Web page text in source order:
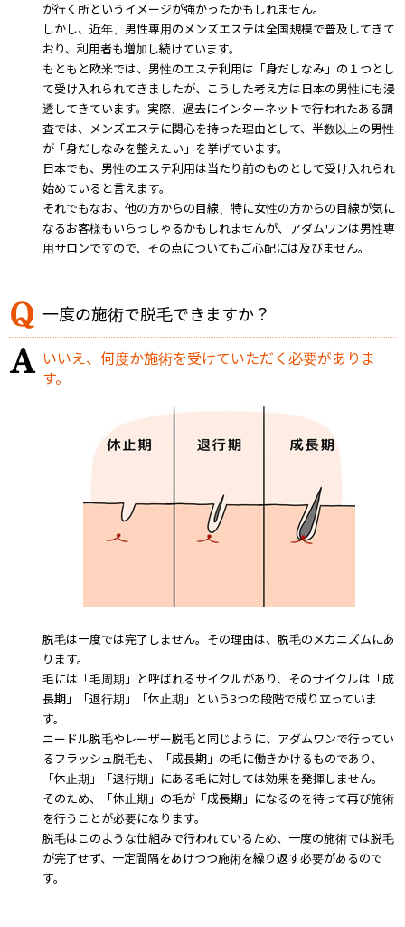
が行く所というイメージが強かったかもしれません。
しかし、近年、男性専用のメンズエステは全国規模で普及してきて
おり、利用者も増加し続けています。
もともと欧米では、男性のエステ利用は「身だしなみ」の１つとし
て受け入れられてきましたが、こうした考え方は日本の男性にも浸
透してきています。実際、過去にインターネットで行われたある調
査では、メンズエステに関心を持った理由として、半数以上の男性
が「身だしなみを整えたい」を挙げています。
日本でも、男性のエステ利用は当たり前のものとして受け入れられ
始めていると言えます。
それでもなお、他の方からの目線、特に女性の方からの目線が気に
なるお客様もいらっしゃるかもしれませんが、アダムワンは男性専
用サロンですので、その点についてもご心配には及びません。
一度の施術で脱毛できますか？
いいえ、何度か施術を受けていただく必要がありま
す。
脱毛は一度では完了しません。その理由は、脱毛のメカニズムにあ
ります。
毛には「毛周期」と呼ばれるサイクルがあり、そのサイクルは「成
長期」「退行期」「休止期」という3つの段階で成り立っていま
す。
ニードル脱毛やレーザー脱毛と同じように、アダムワンで行ってい
るフラッシュ脱毛も、「成長期」の毛に働きかけるものであり、
「休止期」「退行期」にある毛に対しては効果を発揮しません。
そのため、「休止期」の毛が「成長期」になるのを待って再び施術
を行うことが必要になります。
脱毛はこのような仕組みで行われているため、一度の施術では脱毛
が完了せず、一定間隔をあけつつ施術を繰り返す必要があるので
す。